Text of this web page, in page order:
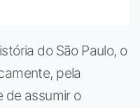
do São Paulo, o
pela
de assumir o